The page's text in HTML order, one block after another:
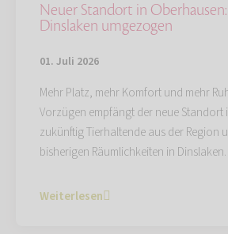
Neuer Standort in
Dinslaken umgezogen
01. Juli 2026
Mehr Platz, mehr Komfort und mehr
Vorzügen empfängt der neue Standort
zukünftig Tierhaltende aus der Region
bisherigen Räumlichkeiten in
Weiterlesen